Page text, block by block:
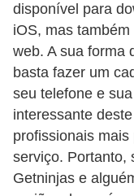
disponível para
iOS, mas
web. A sua forma
basta fazer um
seu telefone e
interessante
profissionais
serviço. Portanto,
Getninjas e
ó
r
a
s
d
a
e